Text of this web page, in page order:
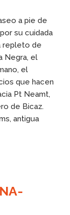
a pie de
su cuidada
repleto de
Negra, el
el
que hacen
Pt Neamt,
de Bicaz.
antigua